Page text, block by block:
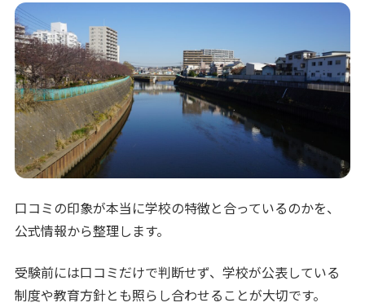
口コミの印象が本当に学校の特徴と合っているのかを、
公式情報から整理します。
受験前には口コミだけで判断せず、学校が公表している
制度や教育方針とも照らし合わせることが大切です。